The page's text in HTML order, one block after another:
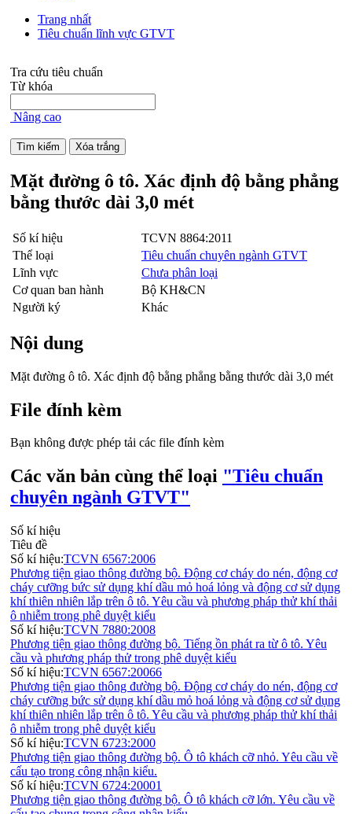
Trang nhất
Tiêu chuẩn lĩnh vực GTVT
Tra cứu tiêu chuẩn
Từ khóa
Nâng cao
Mặt đường ô tô. Xác định độ bằng phẳng
bằng thước dài 3,0 mét
Số kí hiệu
TCVN 8864:2011
Thể loại
Tiêu chuẩn chuyên ngành GTVT
Lĩnh vực
Chưa phân loại
Cơ quan ban hành
Bộ KH&CN
Người ký
Khác
Nội dung
Mặt đường ô tô. Xác định độ bằng phẳng bằng thước dài 3,0 mét
File đính kèm
Bạn không được phép tải các file đính kèm
Các văn bản cùng thể loại "Tiêu chuẩn
chuyên ngành GTVT"
Số kí hiệu
Tiêu đề
Số kí hiệu:TCVN 6567:2006
Phương tiện giao thông đường bộ. Động cơ cháy do nén, động cơ
cháy cưỡng bức sử dụng khí dầu mỏ hoá lỏng và động cơ sử dụng
khí thiên nhiên lắp trên ô tô. Yêu cầu và phương pháp thử khí thải
ô nhiễm trong phê duyệt kiểu
Số kí hiệu:TCVN 7880:2008
Phương tiện giao thông đường bộ. Tiếng ồn phát ra từ ô tô. Yêu
cầu và phương pháp thử trong phê duyệt kiểu
Số kí hiệu:TCVN 6567:20066
Phương tiện giao thông đường bộ. Động cơ cháy do nén, động cơ
cháy cưỡng bức sử dụng khí dầu mỏ hoá lỏng và động cơ sử dụng
khí thiên nhiên lắp trên ô tô. Yêu cầu và phương pháp thử khí thải
ô nhiễm trong phê duyệt kiểu
Số kí hiệu:TCVN 6723:2000
Phương tiện giao thông đường bộ. Ô tô khách cỡ nhỏ. Yêu cầu về
cấu tạo trong công nhận kiểu.
Số kí hiệu:TCVN 6724:20001
Phương tiện giao thông đường bộ. Ô tô khách cỡ lớn. Yêu cầu về